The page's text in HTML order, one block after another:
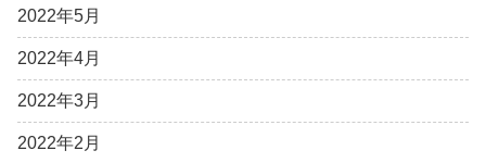
2022年5月
2022年4月
2022年3月
2022年2月